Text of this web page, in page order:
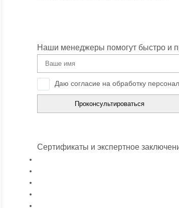
Наши менеджеры помогут быстро и
Даю согласие на обработку
Сертификаты и экспертное